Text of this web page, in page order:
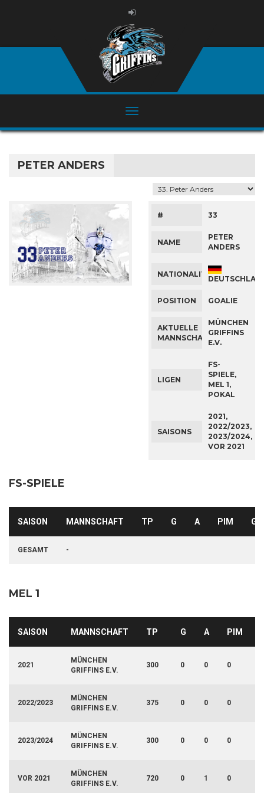
PETER ANDERS
# 33
NAME
PETER
ANDERS
NATIONALITÄT
POSITION GOALIE
AKTUELLE
MANNSCHAFT
MÜNCHEN
GRIFFINS
E.V.
LIGEN
FS-
SPIELE,
MEL 1,
POKAL
SAISONS
2021,
2022/2023,
2023/2024,
VOR 2021
FS-SPIELE
SAISON MANNSCHAFT TP G A PIM GA
GESAMT -
MEL 1
SAISON MANNSCHAFT TP G A PIM
2021
MÜNCHEN
GRIFFINS E.V.
300 0 0 0
2022/2023
MÜNCHEN
GRIFFINS E.V.
375 0 0 0
2023/2024
MÜNCHEN
GRIFFINS E.V.
300 0 0 0
VOR 2021
MÜNCHEN
GRIFFINS E.V.
720 0 1 0